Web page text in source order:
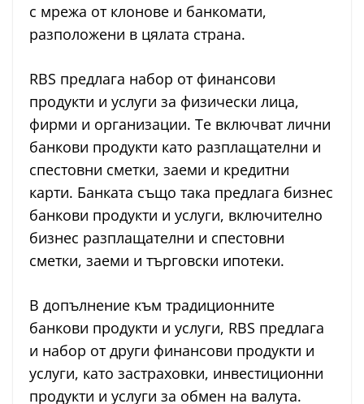
с мрежа от клонове и банкомати,
разположени в цялата страна.
RBS предлага набор от финансови
продукти и услуги за физически лица,
фирми и организации. Те включват лични
банкови продукти като разплащателни и
спестовни сметки, заеми и кредитни
карти. Банката също така предлага бизнес
банкови продукти и услуги, включително
бизнес разплащателни и спестовни
сметки, заеми и търговски ипотеки.
В допълнение към традиционните
банкови продукти и услуги, RBS предлага
и набор от други финансови продукти и
услуги, като застраховки, инвестиционни
продукти и услуги за обмен на валута.